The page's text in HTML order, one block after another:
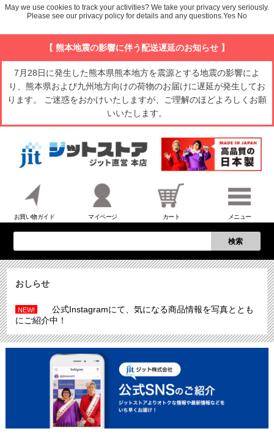
【 熊本地震の影響に伴う配送遅延のお知らせ 】
7月28日に発生した熊本県熊本地方を震源とする地震の影響によ
り、熊本県および九州地方向けの荷物のお届けに遅延が発生してお
ります。 ご迷惑をおかけいたしますが、ご理解のほどよろしくお願
いいたします。
お買い物ガイド マイページ カート メニュー
検索
おしらせ
NEW!
公式Instagramにて、気になる商品情報を写真ととも
にご紹介中！
May we use cookies to track your activities? We take your privacy very seriously.
Please see our privacy policy for details and any questions.Yes No